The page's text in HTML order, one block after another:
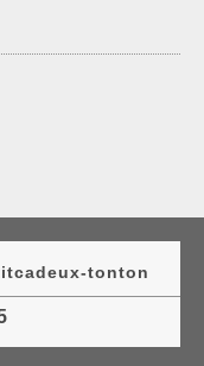
tonton